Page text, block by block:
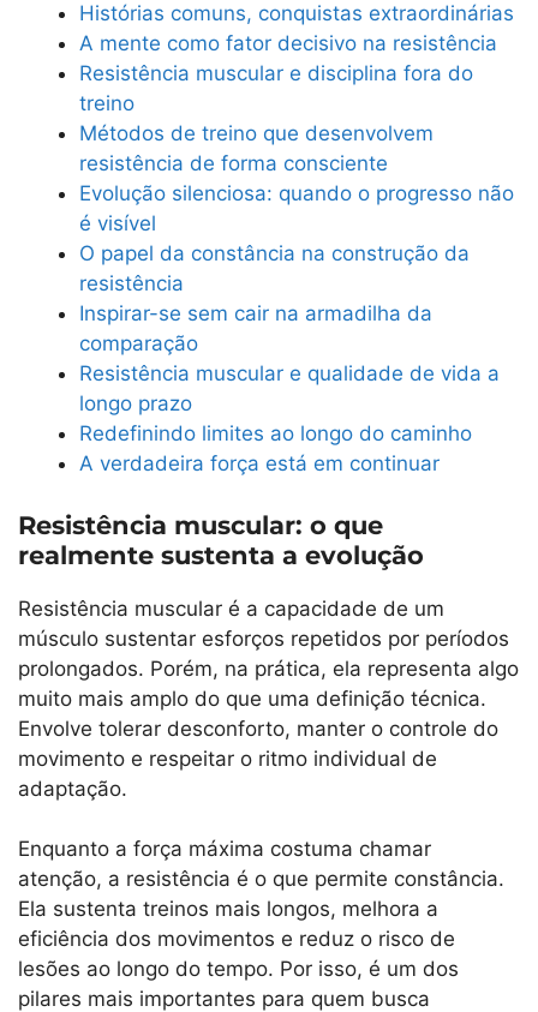
Histórias comuns, conquistas extraordinárias
A mente como fator decisivo na resistência
Resistência muscular e disciplina fora do
treino
Métodos de treino que desenvolvem
resistência de forma consciente
Evolução silenciosa: quando o progresso não
é visível
O papel da constância na construção da
resistência
Inspirar-se sem cair na armadilha da
comparação
Resistência muscular e qualidade de vida a
longo prazo
Redefinindo limites ao longo do caminho
A verdadeira força está em continuar
Resistência muscular: o que
realmente sustenta a evolução
Resistência muscular é a capacidade de um
músculo sustentar esforços repetidos por períodos
prolongados. Porém, na prática, ela representa algo
muito mais amplo do que uma definição técnica.
Envolve tolerar desconforto, manter o controle do
movimento e respeitar o ritmo individual de
adaptação.
Enquanto a força máxima costuma chamar
atenção, a resistência é o que permite constância.
Ela sustenta treinos mais longos, melhora a
eficiência dos movimentos e reduz o risco de
lesões ao longo do tempo. Por isso, é um dos
pilares mais importantes para quem busca